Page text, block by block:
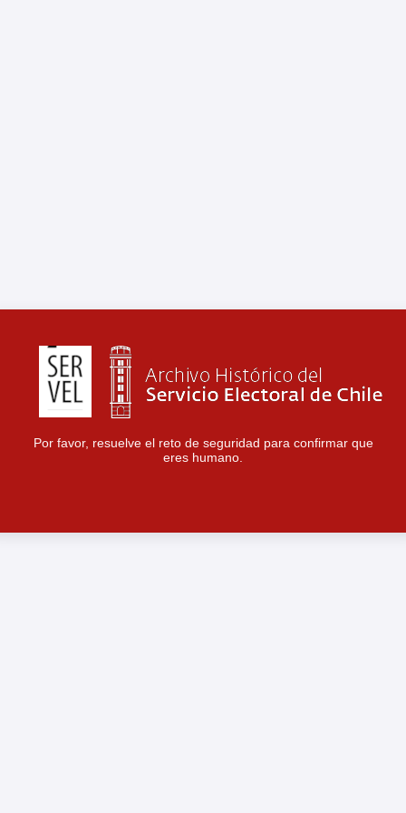
Por favor, resuelve el reto de seguridad para confirmar que
eres humano.